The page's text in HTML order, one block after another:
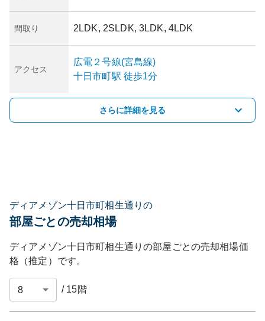
間取り 2LDK, 2SLDK, 3LDK, 4LDK
アクセス
広電２号線(宮島線)
十日市町駅 徒歩1分
さらに詳細を見る
ディアメゾン十日市町相生通りの
部屋ごとの売却相場
ディアメゾン十日市町相生通りの部屋ごとの売却相場価
格（推定）です。
/ 15階